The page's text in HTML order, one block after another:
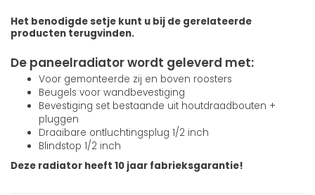
Het benodigde setje kunt u bij de gerelateerde
producten terugvinden.
De paneelradiator wordt geleverd met:
Voor gemonteerde zij en boven roosters
Beugels voor wandbevestiging
Bevestiging set bestaande uit houtdraadbouten +
pluggen
Draaibare ontluchtingsplug 1/2 inch
Blindstop 1/2 inch
Deze radiator heeft 10 jaar fabrieksgarantie!